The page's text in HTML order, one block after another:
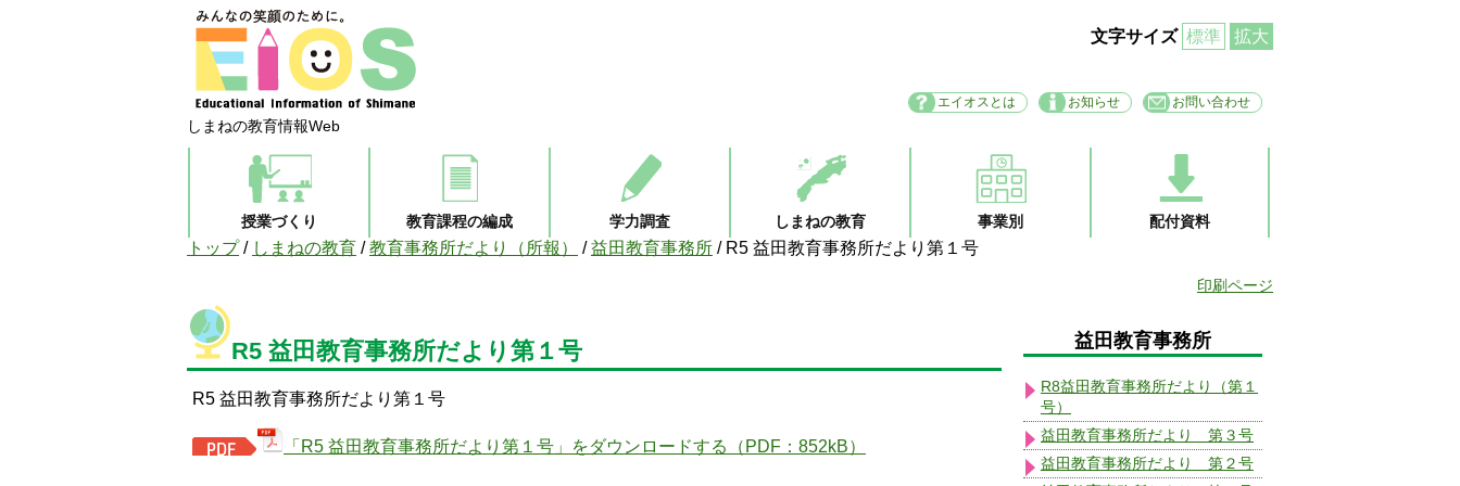
しまねの教育情報Web
文字サイズ 標準 拡大
エイオスとは お知らせ お問い合わせ
授業づくり 教育課程の編成 学力調査 しまねの教育 事業別 配付資料
現
位
置：
トップ/ しまねの教育 /教育事務所だより（所報） /益田教育事務所 / R5 益田教育事務所だより第１号
印刷ページ
R5 益田教育事務所だより第１号
R5 益田教育事務所だより第１号
「R5 益田教育事務所だより第１号」をダウンロードする（PDF：852kB）
益田教育事務所
R8益田教育事務所だより（第１
号）
益田教育事務所だより 第３号
益田教育事務所だより 第２号